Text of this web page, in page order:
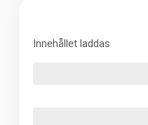
Innehållet laddas